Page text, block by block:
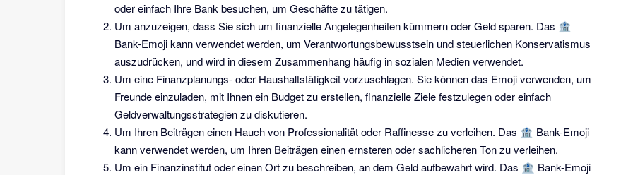
oder einfach Ihre Bank besuchen, um Geschäfte zu tätigen.
Um anzuzeigen, dass Sie sich um finanzielle Angelegenheiten kümmern oder Geld sparen. Das 🏦
Bank-Emoji kann verwendet werden, um Verantwortungsbewusstsein und steuerlichen Konservatismus
auszudrücken, und wird in diesem Zusammenhang häufig in sozialen Medien verwendet.
Um eine Finanzplanungs- oder Haushaltstätigkeit vorzuschlagen. Sie können das Emoji verwenden, um
Freunde einzuladen, mit Ihnen ein Budget zu erstellen, finanzielle Ziele festzulegen oder einfach
Geldverwaltungsstrategien zu diskutieren.
Um Ihren Beiträgen einen Hauch von Professionalität oder Raffinesse zu verleihen. Das 🏦 Bank-Emoji
kann verwendet werden, um Ihren Beiträgen einen ernsteren oder sachlicheren Ton zu verleihen.
Um ein Finanzinstitut oder einen Ort zu beschreiben, an dem Geld aufbewahrt wird. Das 🏦 Bank-Emoji